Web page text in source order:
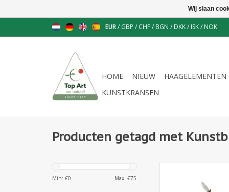
EUR/ GBP / CHF/ BGN / DKK/ ISK/ NOK
HOME NIEUW HAAGELEMENTEN
KUNSTKRANSEN
Producten getagd met
Min: €0 Max: €75
stengel
Wij slaan